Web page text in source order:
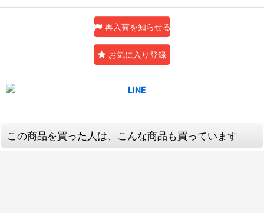
再入荷を知らせる
お気に入り登録
この商品を買った人は、こんな商品も買っています